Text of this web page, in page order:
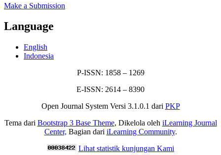
Make a Submission
Language
English
Indonesia
P-ISSN: 1858 – 1269
E-ISSN: 2614 – 8390
Open Journal System Versi 3.1.0.1 dari PKP
Tema dari Bootstrap 3 Base Theme, Dikelola oleh iLearning Journal
Center, Bagian dari iLearning Community.
Lihat statistik kunjungan Kami